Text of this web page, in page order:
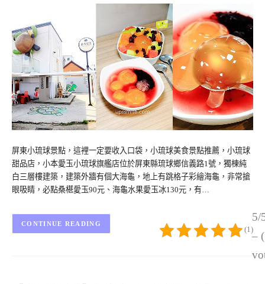
屏東小琉球景點，這裡一定要收入口袋，小琉球美食景點推薦，小琉球
甜品店，小本愛玉小琉球旗艦店位於屏東縣琉球鄉信義路1號，獨棟純
白三層樓建築，建築外牆有個大海龜，地上有跳格子彩繪海龜，非常搶
眼吸睛，必點桑椹愛玉90元、海龜水果愛玉冰130元，有…
5/
–
(1)
CONTINUE READING